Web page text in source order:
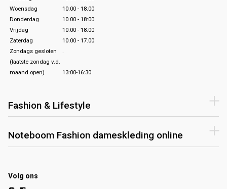
Woensdag
10.00 - 18.00
Donderdag
10.00 - 18:00
Vrijdag
10.00 - 18.00
Zaterdag
10.00 - 17.00
Zondags gesloten
.
(laatste zondag v.d.
maand open)
13:00-16:30
Fashion & Lifestyle
Noteboom Fashion dameskleding online
Volg ons